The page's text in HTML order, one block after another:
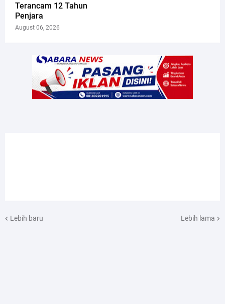
Terancam 12 Tahun
Penjara
August 06, 2026
Lebih baru Lebih lama